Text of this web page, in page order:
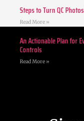
Steps to Turn QC
Read More »
An Actionable Plan for
Controls
Read More »